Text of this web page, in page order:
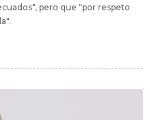
pero que "por respeto